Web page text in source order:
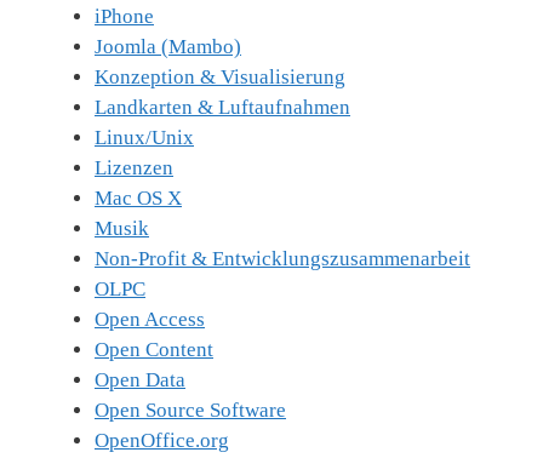
iPhone
Joomla (Mambo)
Konzeption & Visualisierung
Landkarten & Luftaufnahmen
Linux/Unix
Lizenzen
Mac OS X
Musik
Non-Profit & Entwicklungszusammenarbeit
OLPC
Open Access
Open Content
Open Data
Open Source Software
OpenOffice.org